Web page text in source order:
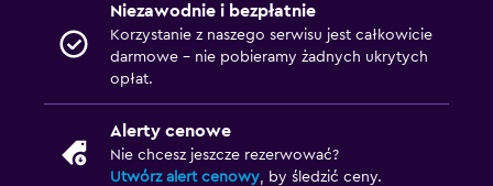
Niezawodnie i bezpłatnie
Korzystanie z naszego serwisu jest całkowicie
darmowe – nie pobieramy żadnych ukrytych
opłat.
Alerty cenowe
Nie chcesz jeszcze rezerwować?
Utwórz alert cenowy , by śledzić ceny.